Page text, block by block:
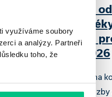
využíváme soubory
a analýzy. Partneři
toho, že
UniCredit Bank
zdražuje
Raiffeisenbank
slevu do 6.9.2026
Český hypoteční trh na
2026 potvrzuje, že